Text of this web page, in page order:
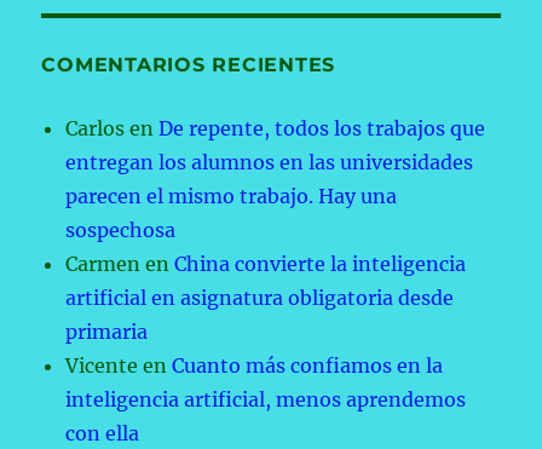
COMENTARIOS RECIENTES
Carlos enDe repente, todos los trabajos que
entregan los alumnos en las universidades
parecen el mismo trabajo. Hay una
sospechosa
Carmen enChina convierte la inteligencia
artificial en asignatura obligatoria desde
primaria
Vicente enCuanto más confiamos en la
inteligencia artificial, menos aprendemos
con ella